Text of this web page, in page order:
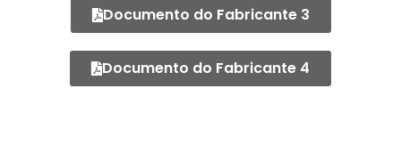
Documento do Fabricante 3
Documento do Fabricante 4